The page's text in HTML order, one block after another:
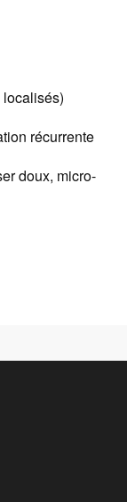
récurrente
doux, micro-